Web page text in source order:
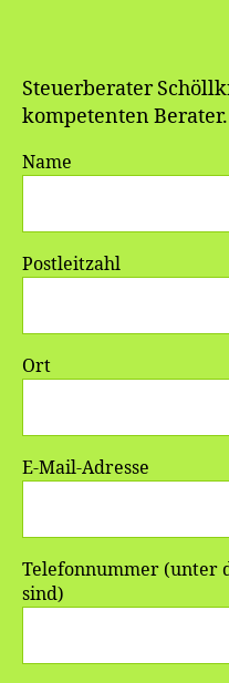
Steuerberater
kompetenten Berater.
Name
Postleitzahl
Ort
E-Mail-Adresse
Telefonnummer (unter
sind)